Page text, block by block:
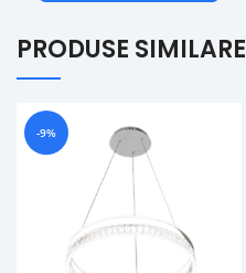
PRODUSE SIMILARE
-9%